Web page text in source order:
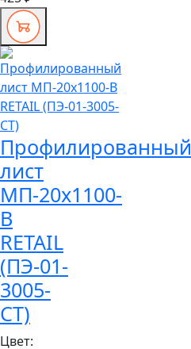
Профилированный
лист
МП-20x1100-
B
RETAIL
(ПЭ-01-
3005-
СТ)
Цвет: